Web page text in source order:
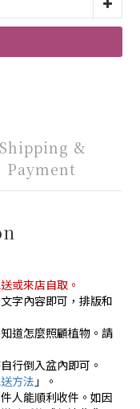
Shipping &
Payment
或來店自取。
字內容即可，排版和
道怎麼照顧植物。請
行倒入盆內即可。
方法 」。
人能順利收件。如因